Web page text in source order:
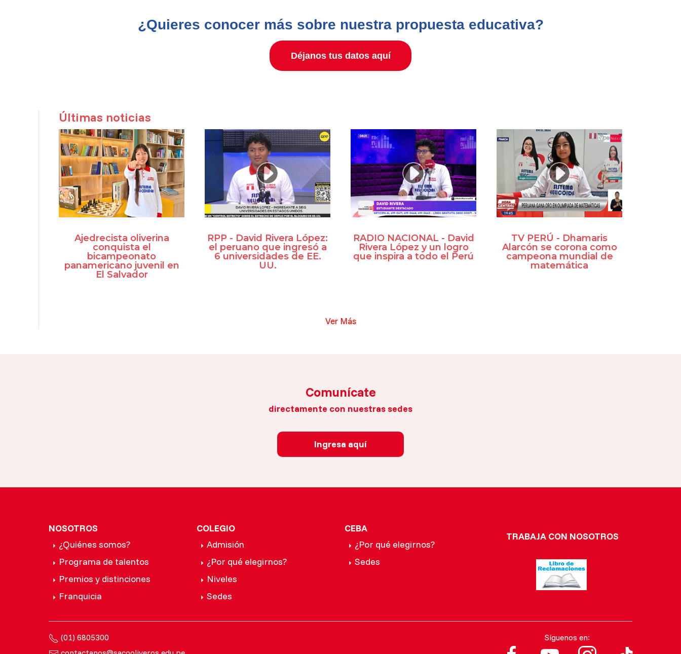
¿Quieres conocer más sobre nuestra propuesta educativa?
Déjanos tus datos aquí
Últimas noticias
Ajedrecista oliverina
conquista el
bicampeonato
panamericano juvenil en
El Salvador
RPP - David Rivera López:
el peruano que ingresó a
6 universidades de EE.
UU.
RADIO NACIONAL - David
Rivera López y un logro
que inspira a todo el Perú
TV PERÚ - Dhamaris
Alarcón se corona como
campeona mundial de
matemática
Ver Más
Comunícate
directamente con nuestras sedes
Ingresa aquí
NOSOTROS
¿Quiénes somos?
Programa de talentos
Premios y distinciones
Franquicia
COLEGIO
Admisión
¿Por qué elegirnos?
Niveles
Sedes
CEBA
¿Por qué elegirnos?
Sedes
TRABAJA CON NOSOTROS
(01) 6805300
Síguenos en: